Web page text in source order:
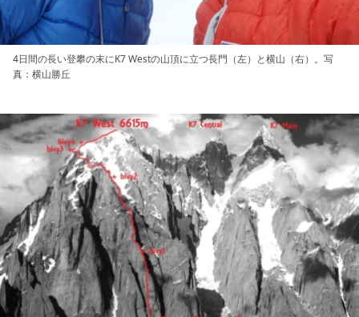
4日間の長い登攀の末にK7 Westの山頂に立つ長門（左）と横山（右）。写
真：横山勝丘